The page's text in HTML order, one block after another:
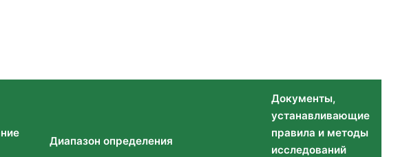
Диапазон определения
Документы,
устанавливающие
правила и методы
исследований